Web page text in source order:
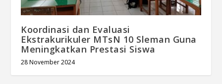
Koordinasi dan Evaluasi
Ekstrakurikuler MTsN 10 Sleman Guna
Meningkatkan Prestasi Siswa
28 November 2024